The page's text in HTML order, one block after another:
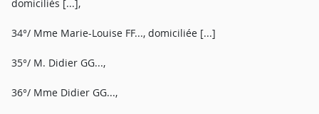
domiciliés [...],
34°/ Mme Marie-Louise FF..., domiciliée [...]
35°/ M. Didier GG...,
36°/ Mme Didier GG...,